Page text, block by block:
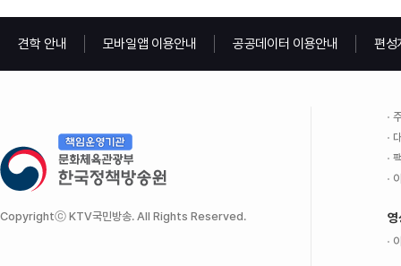
견학 안내 모바일앱 이용안내 공공데이터 이용안내 편성
Copyrightⓒ KTV국민방송. All Rights Reserved. 영